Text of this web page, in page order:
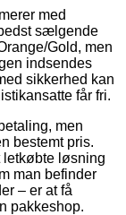
med
sælgende
Gold, men
indsendes
sikkerhed kan
får fri.
men
bestemt pris.
letkøbte løsning
man befinder
– er at få
pakkeshop.